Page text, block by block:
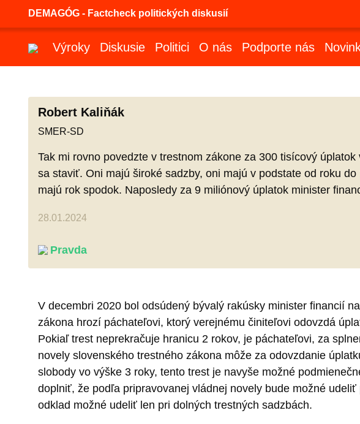
DEMAGÓG - Factcheck politických diskusií
Výroky Diskusie Politici O nás Podporte nás
Robert Kaliňák
SMER-SD
Tak mi rovno povedzte v trestnom zákone za 300 tisícový
sa staviť. Oni majú široké sadzby, oni majú v podstate od roku
majú rok spodok. Naposledy za 9 miliónový úplatok minister
28.01.2024
Pravda
V decembri 2020 bol odsúdený bývalý rakúsky minister financií
zákona hrozí páchateľovi, ktorý verejnému činiteľovi odovzdá
Pokiaľ trest neprekračuje hranicu 2 rokov, je páchateľovi, za
novely slovenského trestného zákona môže za odovzdanie
slobody vo výške 3 roky, tento trest je navyše možné
doplniť, že podľa pripravovanej vládnej novely bude možné
odklad možné udeliť len pri dolných trestných sadzbách.